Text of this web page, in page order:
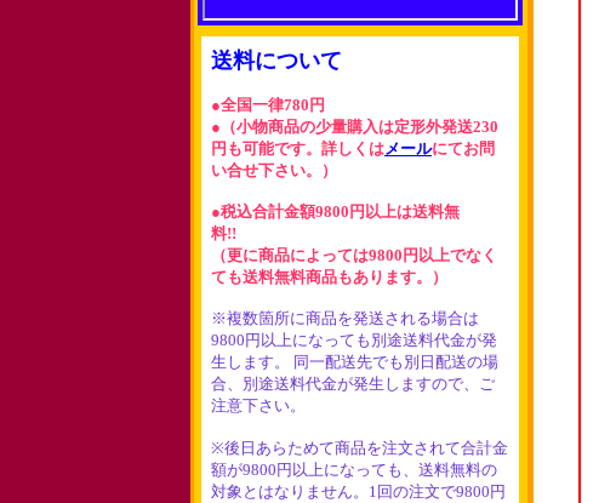
送料について
●全国一律780円
●（小物商品の少量購入は定形外発送230
円も可能です。詳しくはメールにてお問
い合せ下さい。）
●税込合計金額9800円以上は送料無
料!!
（更に商品によっては9800円以上でなく
ても送料無料商品もあります。）
※複数箇所に商品を発送される場合は
9800円以上になっても別途送料代金が発
生します。 同一配送先でも別日配送の場
合、別途送料代金が発生しますので、ご
注意下さい。
※後日あらためて商品を注文されて合計金
額が9800円以上になっても、送料無料の
対象とはなりません。1回の注文で9800円